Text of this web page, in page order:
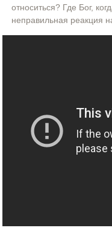
относиться? Где Бог,
неправильная реакция